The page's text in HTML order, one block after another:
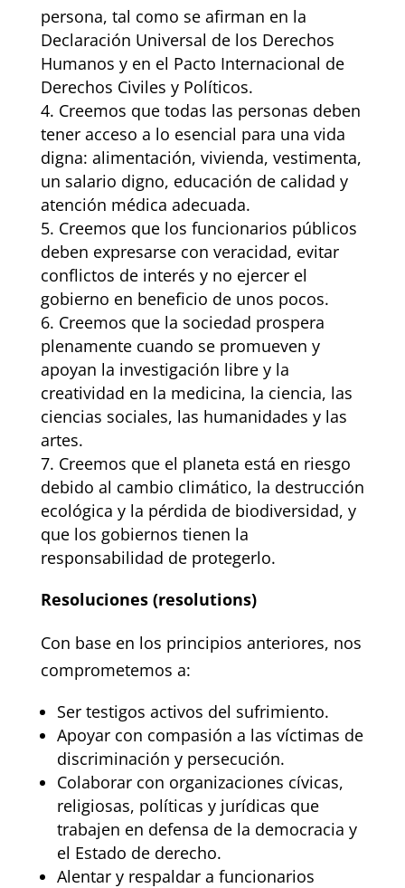
persona, tal como se afirman en la
Declaración Universal de los Derechos
Humanos y en el Pacto Internacional de
Derechos Civiles y Políticos.
Creemos que todas las personas deben
tener acceso a lo esencial para una vida
digna: alimentación, vivienda, vestimenta,
un salario digno, educación de calidad y
atención médica adecuada.
Creemos que los funcionarios públicos
deben expresarse con veracidad, evitar
conflictos de interés y no ejercer el
gobierno en beneficio de unos pocos.
Creemos que la sociedad prospera
plenamente cuando se promueven y
apoyan la investigación libre y la
creatividad en la medicina, la ciencia, las
ciencias sociales, las humanidades y las
artes.
Creemos que el planeta está en riesgo
debido al cambio climático, la destrucción
ecológica y la pérdida de biodiversidad, y
que los gobiernos tienen la
responsabilidad de protegerlo.
Resoluciones (resolutions)
Con base en los principios anteriores, nos
comprometemos a:
Ser testigos activos del sufrimiento.
Apoyar con compasión a las víctimas de
discriminación y persecución.
Colaborar con organizaciones cívicas,
religiosas, políticas y jurídicas que
trabajen en defensa de la democracia y
el Estado de derecho.
Alentar y respaldar a funcionarios